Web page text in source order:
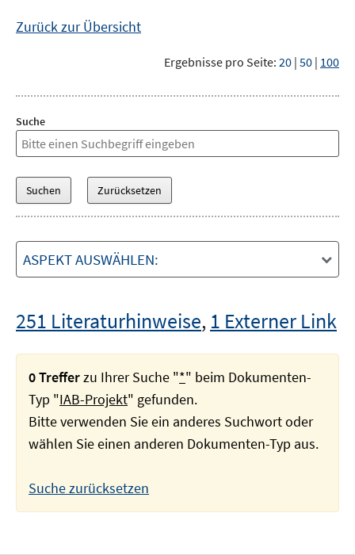
Zurück zur Übersicht
Ergebnisse pro Seite: 20 | 50 | 100
Suche
ASPEKT AUSWÄHLEN:
251 Literaturhinweise, 1 Externer Link
0 Trefferzu Ihrer Suche "*" beim Dokumenten-
Typ "IAB-Projekt" gefunden.
Bitte verwenden Sie ein anderes Suchwort oder
wählen Sie einen anderen Dokumenten-Typ aus.
Suche zurücksetzen